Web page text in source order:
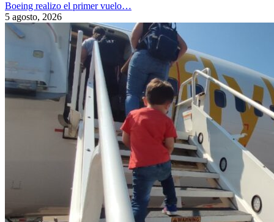
Boeing realizo el primer vuelo…
5 agosto, 2026